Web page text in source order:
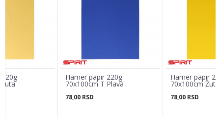
Hamer papir 220g
70x100cm T Plava
78,00 RSD
Hamer papir
70x100cm Žuta
78,00 RSD